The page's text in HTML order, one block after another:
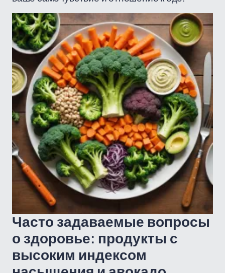
Часто задаваемые вопросы
о здоровье: продукты с
высоким индексом